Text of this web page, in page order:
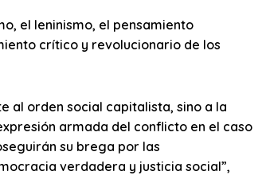
el leninismo, el pensamiento
crítico y revolucionario de los
al orden social capitalista, sino a la
armada del conflicto en el caso
su brega por las
verdadera y justicia social”,